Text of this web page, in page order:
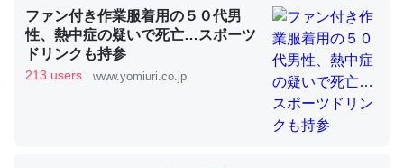
ちょうど同じ理由でEcho Show 8を設定中でした。Prime
とかSpotifyを支払う孝行もできる。一生で親と会える残
り時間を日数にすると1週間とかの人が多いそうだけど、
ファン付き作業服着用の５０代男
性、熱中症の疑いで死亡…スポーツ
ドリンクも持参
213 users www.yomiuri.co.jp